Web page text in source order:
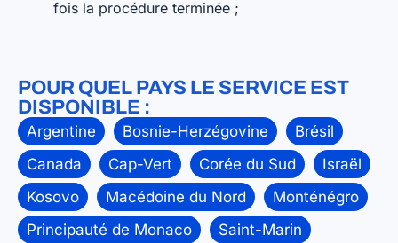
fois la procédure terminée ;
POUR QUEL PAYS LE SERVICE EST
DISPONIBLE :
Argentine Bosnie-Herzégovine
Brésil
Canada
Cap-Vert Corée du Sud
Israël
Kosovo
Macédoine du Nord
Monténégro
Principauté de Monaco
Saint-Marin